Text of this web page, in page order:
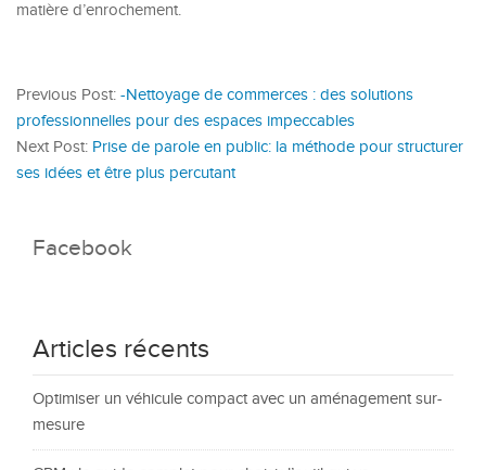
matière d’enrochement.
Previous Post: -Nettoyage de commerces : des solutions
professionnelles pour des espaces impeccables
Next Post: Prise de parole en public: la méthode pour structurer
ses idées et être plus percutant
Facebook
Articles récents
Optimiser un véhicule compact avec un aménagement sur-
mesure